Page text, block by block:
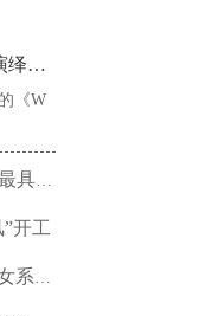
郑希怡 520复古派对大片预告上线，演绎邂逅浪
《W
金鹰节李易峰获“观众喜爱男演员”“最具人气男演
开工
景甜长裙细腰气质出众 满分诠释少女系优雅